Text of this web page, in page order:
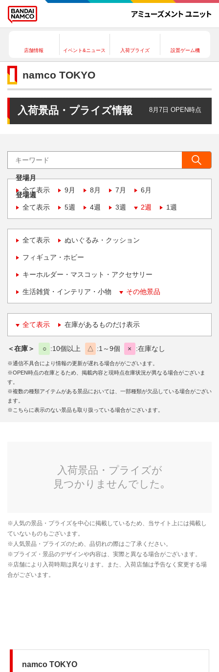
店舗情報 イベント&ニュース 入荷プライズ 設置ゲーム機
namco TOKYO
入荷景品・プライズ情報 8月7日 OPEN時点
登場月
全て表示
9月 8月 7月 6月
登場週
全て表示
5週 4週 3週 2週 1週
全て表示 ぬいぐるみ・クッション
フィギュア・ホビー
キーホルダー・マスコット・アクセサリー
生活雑貨・インテリア・小物 その他景品
全て表示 在庫があるものだけ表示
＜在庫＞ ○ 10個以上 △ 1～9個 × 在庫なし
※通信不具合により情報の更新が遅れる場合ががございます。
※OPEN時点の在庫とるため、掲載内容と現時点在庫状況が異なる場合がございま
す。
※複数の種類アイテムがある景品においては、一部種類が欠品している場合がござい
ます。
※こちらに表示のない景品も取り扱っている場合がございます。
namco TOKYO